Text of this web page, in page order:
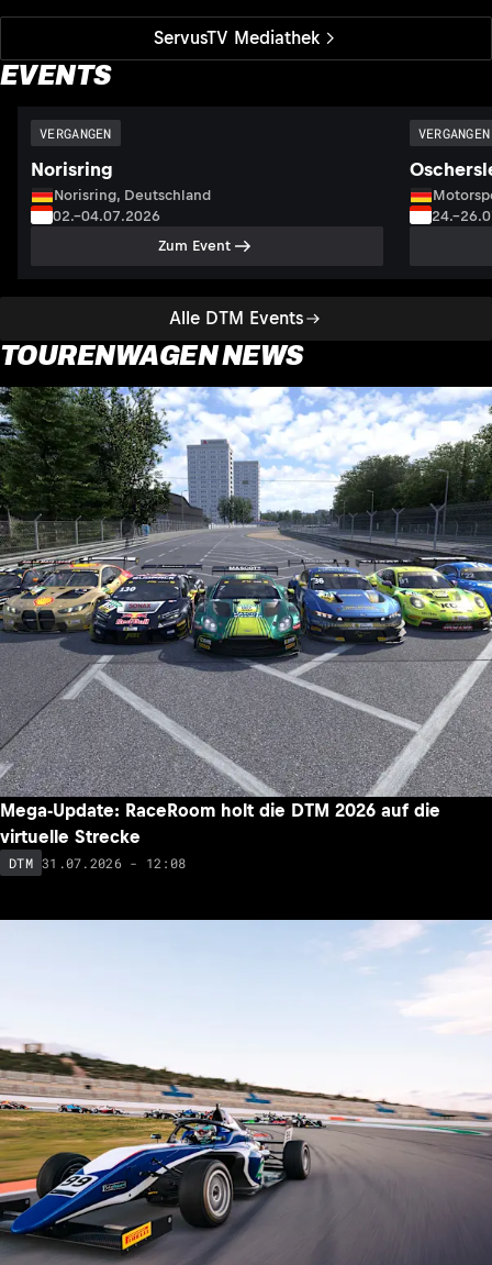
ServusTV Mediathek
EVENTS
Alle DTM Events
VERGANGEN
Norisring
Norisring, Deutschland
02.–04.07.2026
Zum Event
VERGANGEN
TOURENWAGEN NEWS
Mega-Update: RaceRoom holt die DTM 2026 auf die
virtuelle Strecke
DTM 31.07.2026 - 12:08